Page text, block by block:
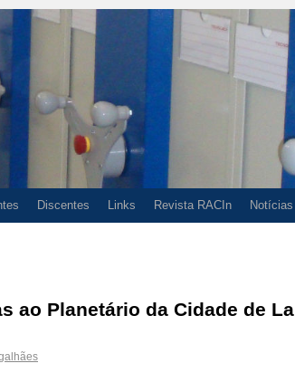
Discentes Links Revista RACIn Notícias
ao Planetário da Cidade de La